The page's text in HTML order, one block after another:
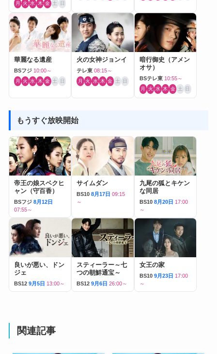
月 火 水 木 金 土 日
華麗なる遺産
BSフジ 10:00～
月 火 水 木 金 土 日
火の女神ジョンイ
テレ東 08:15～
月 火 水 木 金 土 日
暗行御史（アメン
オサ）
BSテレ東 10:55～
月 火 水 木 金 土 日
もうすぐ放映開始
帝王の娘スベクヒ
ャン（守百香）
BSフジ 8月12日
07:55～
サイムダン
BS10 8月17日 09:15
～
九尾の狐とキケン
な同居
BS10 8月20日 17:00
～
良いが悪い、ドン
ジェ
BS12 9月5日 13:00～
スティーラー～七
つの朝鮮通宝～
BS12 9月6日 26:00～
女王の家
BS10 9月23日 17:00
～
関連記事